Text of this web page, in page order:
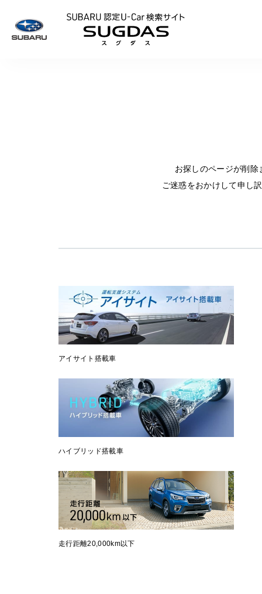
お探しのページが削
ご迷惑をおかけして申し
アイサイト搭載車
ハイブリッド搭載車
走行距離20,000km以下